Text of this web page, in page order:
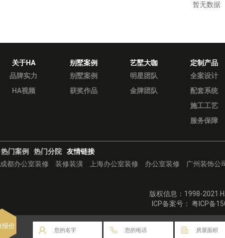
暂无数据
关于HA
品牌实力
HA视频
别墅案例
别墅案例
获奖作品
艺墅大咖
明星团队
金牌团队
定制产品
全案设计
配套系统
施工工艺
服务保障
热门案例 热门分院
友情链接
成都办公室装修
装修装潢 上海办公室装修 办公室装修 广州装饰公
版权信息：1998-2021
ICP备案号： 粤ICP备